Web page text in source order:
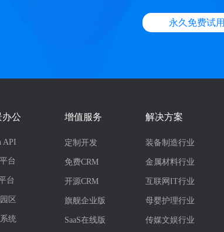
永久免费试用
办公
API
台
台
区
统
增值服务
定制开发
免费CRM
开源CRM
旗舰企业版
SaaS在线版
解决方案
装备制造行业
金属材料行业
互联网IT行业
母婴护理行业
传媒文娱行业